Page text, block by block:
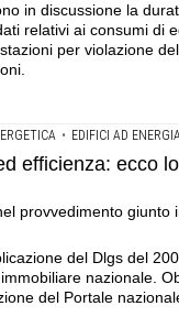
in discussione la
relativi ai consumi di
per violazione
• EDIFICI AD
efficienza: ecco
provvedimento
del Dlgs del
nazionale.
del Portale